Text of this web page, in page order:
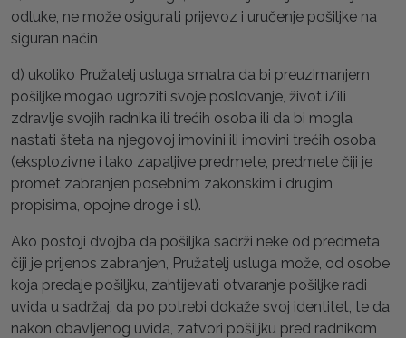
odluke, ne može osigurati prijevoz i uručenje pošiljke na
siguran način
d) ukoliko Pružatelj usluga smatra da bi preuzimanjem
pošiljke mogao ugroziti svoje poslovanje, život i/ili
zdravlje svojih radnika ili trećih osoba ili da bi mogla
nastati šteta na njegovoj imovini ili imovini trećih osoba
(eksplozivne i lako zapaljive predmete, predmete čiji je
promet zabranjen posebnim zakonskim i drugim
propisima, opojne droge i sl).
Ako postoji dvojba da pošiljka sadrži neke od predmeta
čiji je prijenos zabranjen, Pružatelj usluga može, od osobe
koja predaje pošiljku, zahtijevati otvaranje pošiljke radi
uvida u sadržaj, da po potrebi dokaže svoj identitet, te da
nakon obavljenog uvida, zatvori pošiljku pred radnikom